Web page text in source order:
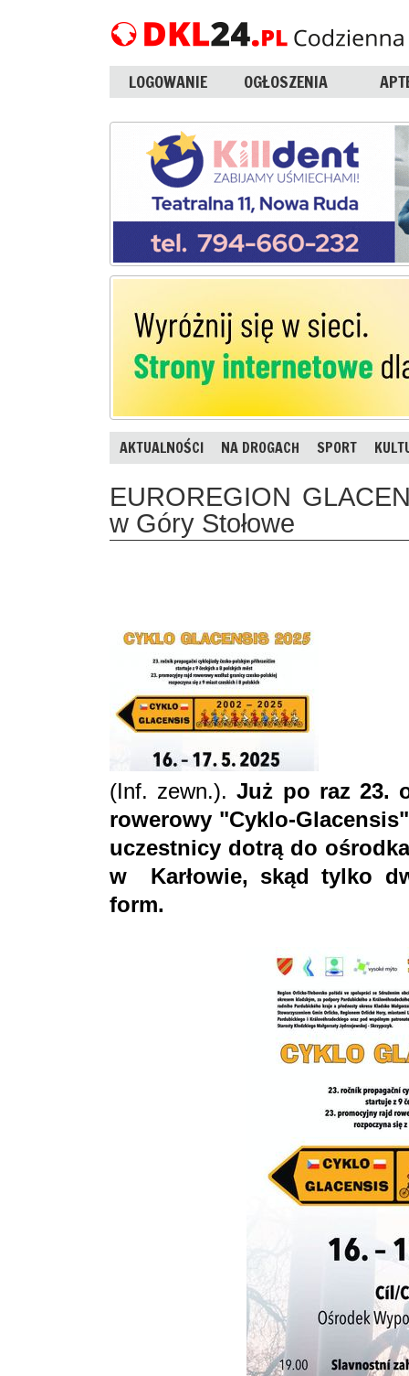
LOGOWANIE OGŁOSZENIA
AKTUALNOŚCI NA DROGACH SPORT
EUROREGION
w Góry Stołowe
(Inf. zewn.).Już po raz 23.
rowerowy "Cyklo-
uczestnicy dotrą do
w Karłowie, skąd tylko
form.